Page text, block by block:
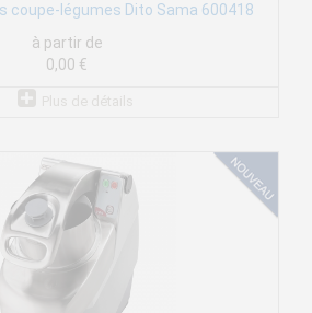
coupe-légumes Dito Sama 600418
à partir de
0,00 €